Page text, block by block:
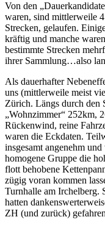
Von den
waren, sind mittlerweile
Strecken, gelaufen.
kräftig und manche
bestimmte Strecken
ihrer Sammlung…also
Als dauerhafter
uns (mittlerweile meist
Zürich. Längs durch den
„Wohnzimmer“ 252km,
Rückenwind, reine
waren die Eckdaten.
insgesamt angenehm
homogene Gruppe die
flott behobene
zügig voran kommen
Turnhalle am Irchelberg.
hatten
ZH (und zurück)